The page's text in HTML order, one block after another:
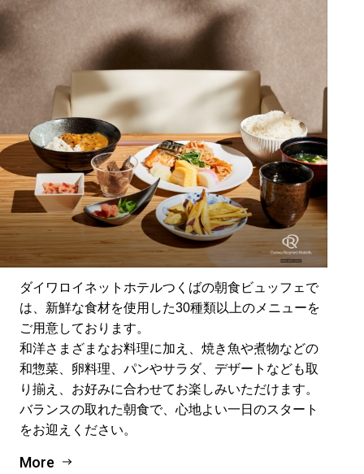
ダイワロイネットホテルつくばの朝食ビュッフェで
は、新鮮な食材を使用した30種類以上のメニューを
ご用意しております。
和洋さまざまなお料理に加え、焼き魚や煮物などの
和惣菜、卵料理、パンやサラダ、デザートなども取
り揃え、お好みに合わせてお楽しみいただけます。
バランスの取れた朝食で、心地よい一日のスタート
をお迎えください。
More